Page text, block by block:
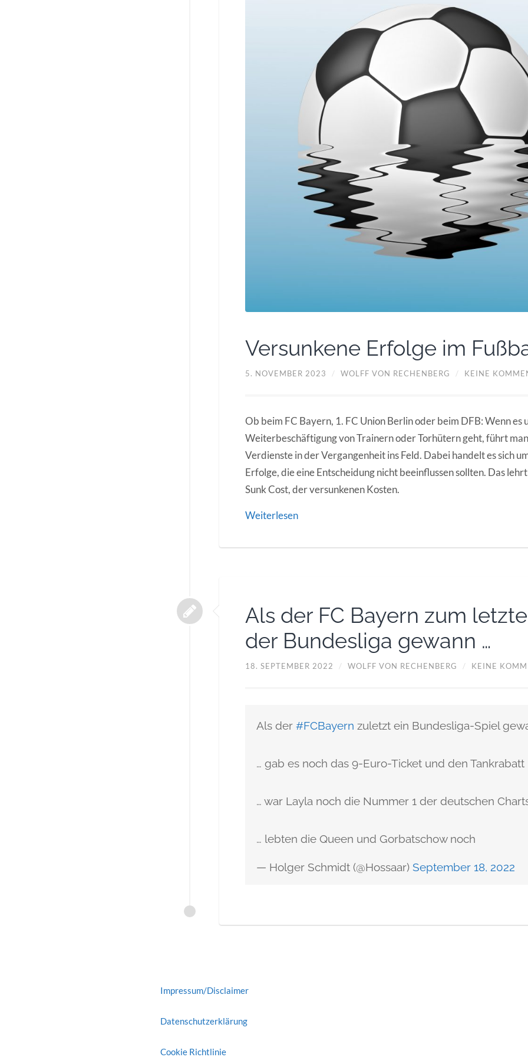
Versunkene Erfolge im
5. NOVEMBER 2023 / WOLFF VON RECHENBERG / KEINE
Ob beim FC Bayern, 1. FC Union Berlin oder beim DFB: Wenn es
Weiterbeschäftigung von Trainern oder Torhütern geht, führt
Verdienste in der Vergangenheit ins Feld. Dabei handelt es sich
Erfolge, die eine Entscheidung nicht beeinflussen sollten. Das
Sunk Cost, der versunkenen Kosten.
Weiterlesen
Als der FC Bayern zum
der Bundesliga gewann …
18. SEPTEMBER 2022 / WOLFF VON RECHENBERG / KEINE
Als der #FCBayern zuletzt ein Bundesliga-Spiel
… gab es noch das 9-Euro-Ticket und den Tankrabatt
… war Layla noch die Nummer 1 der deutschen
… lebten die Queen und Gorbatschow noch
— Holger Schmidt (@Hossaar) September 18, 2022
Impressum/Disclaimer
Datenschutzerklärung
Cookie Richtlinie